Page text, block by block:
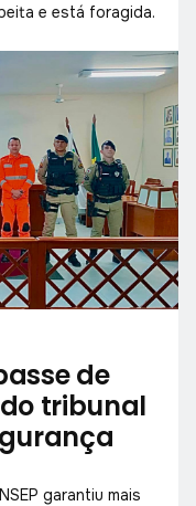
e está foragida.
de
tribunal
garantiu mais